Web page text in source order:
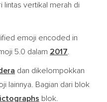
lintas vertikal merah di
emoji encoded in
5.0 dalam 2017.
dan dikelompokkan
lainnya. Bagian dari blok
blok.